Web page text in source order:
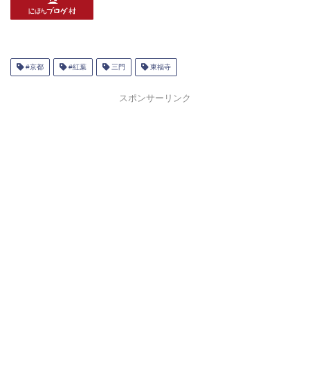
#京都 #紅葉 三門 東福寺
スポンサーリンク